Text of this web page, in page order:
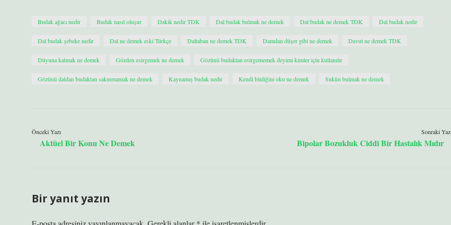
Budak ağacı nedir Budak nasıl oluşur Dakik nedir TDK Dal budak bulmak ne demek Dal budak ne demek TDK Dal budak nedir
Dal budak şebeke nedir Dal ne demek eski Türkçe Daltaban ne demek TDK Damdan düşer gibi ne demek Davut ne demek TDK
Düyuna kalmak ne demek Gözden esirgemek ne demek Gözünü budaktan esirgememek deyimi kimler için kullanılır
Gözünü daldan budaktan sakınmamak ne demek Kaynamış budak nedir Kendi bildiğini oku ne demek Sukün bulmak ne demek
Önceki Yazı
Aktüel Bir Konu Ne Demek
Sonraki
Bipolar Bozukluk Ciddi Bir Hastalık Mıdır
Bir yanıt yazın